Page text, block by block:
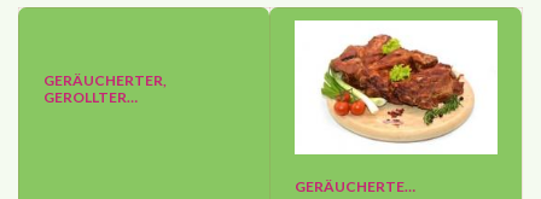
GERÄUCHERTER,
GEROLLTER…
GERÄUCHERTE…